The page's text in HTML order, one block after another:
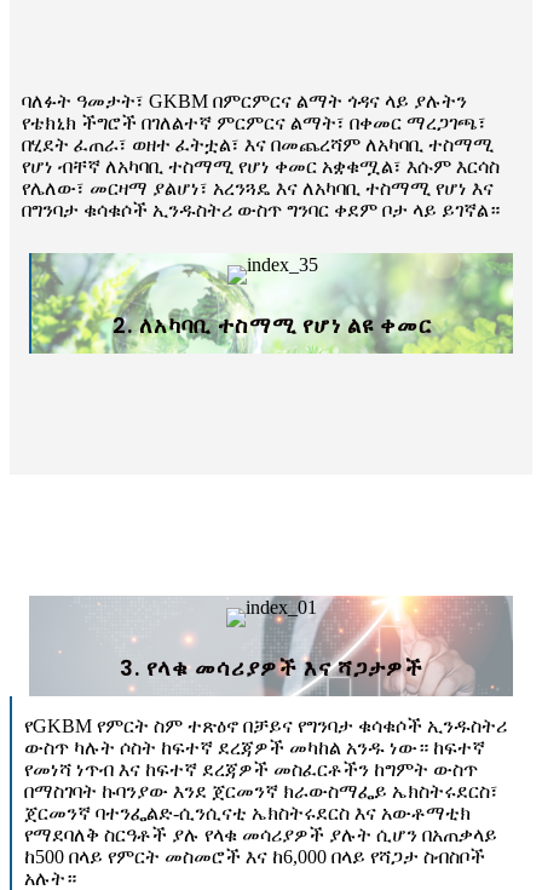
ባለፉት ዓመታት፣ GKBM በምርምርና ልማት ጎዳና ላይ ያሉትን
የቴክኒክ ችግሮች በገለልተኛ ምርምርና ልማት፣ በቀመር ማረጋገጫ፣
በሂደት ፈጠራ፣ ወዘተ ፈትቷል፣ እና በመጨረሻም ለአካባቢ ተስማሚ
የሆነ ብቸኛ ለአካባቢ ተስማሚ የሆነ ቀመር አቋቁሟል፣ እሱም እርሳስ
የሌለው፣ መርዛማ ያልሆነ፣ አረንጓዴ እና ለአካባቢ ተስማሚ የሆነ እና
በግንባታ ቁሳቁሶች ኢንዱስትሪ ውስጥ ግንባር ቀደም ቦታ ላይ ይገኛል።
2. ለአካባቢ ተስማሚ የሆነ ልዩ ቀመር
3. የላቁ መሳሪያዎች እና ሻጋታዎች
የGKBM የምርት ስም ተጽዕኖ በቻይና የግንባታ ቁሳቁሶች ኢንዱስትሪ
ውስጥ ካሉት ሶስት ከፍተኛ ደረጃዎች መካከል አንዱ ነው። ከፍተኛ
የመነሻ ነጥብ እና ከፍተኛ ደረጃዎች መስፈርቶችን ከግምት ውስጥ
በማስገባት ኩባንያው እንደ ጀርመንኛ ክራውስማፌይ ኤክስትሩደርስ፣
ጀርመንኛ ባተንፌልድ-ሲንሲናቲ ኤክስትሩደርስ እና አውቶማቲክ
የማደባለቅ ስርዓቶች ያሉ የላቁ መሳሪያዎች ያሉት ሲሆን በአጠቃላይ
ከ500 በላይ የምርት መስመሮች እና ከ6,000 በላይ የሻጋታ ስብስቦች
አሉት።